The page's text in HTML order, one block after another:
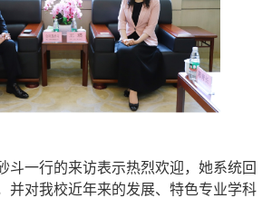
斗一行的来访表示热烈欢迎，她系统回
并对我校近年来的发展、特色专业学科